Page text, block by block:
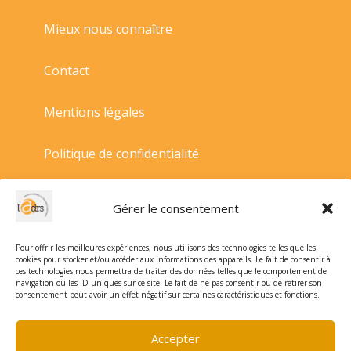
Gérer le consentement
Pour offrir les meilleures expériences, nous utilisons des technologies telles que les
cookies pour stocker et/ou accéder aux informations des appareils. Le fait de consentir à
ces technologies nous permettra de traiter des données telles que le comportement de
navigation ou les ID uniques sur ce site. Le fait de ne pas consentir ou de retirer son
consentement peut avoir un effet négatif sur certaines caractéristiques et fonctions.
Accepter
Mieux nous connaître
Contact
Mentions légales
Politique de confidentialité
Politique de cookies